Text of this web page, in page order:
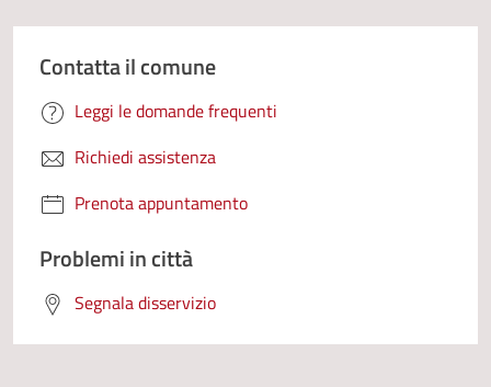
Contatta il comune
Leggi le domande frequenti
Richiedi assistenza
Prenota appuntamento
Problemi in città
Segnala disservizio